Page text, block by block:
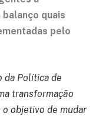
quais
pelo
da Política de
transformação
objetivo de mudar